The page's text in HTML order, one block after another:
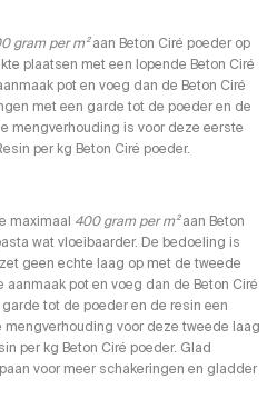
gram per m²aan Beton Ciré poeder op
plaatsen met een lopende Beton Ciré
pot en voeg dan de Beton Ciré
met een garde tot de poeder en de
mengverhouding is voor deze eerste
per kg Beton Ciré poeder.
maximaal 400 gram per m²aan Beton
wat vloeibaarder. De bedoeling is
geen echte laag op met de tweede
aanmaak pot en voeg dan de Beton Ciré
tot de poeder en de resin een
voor deze tweede laag
per kg Beton Ciré poeder. Glad
voor meer schakeringen en gladder